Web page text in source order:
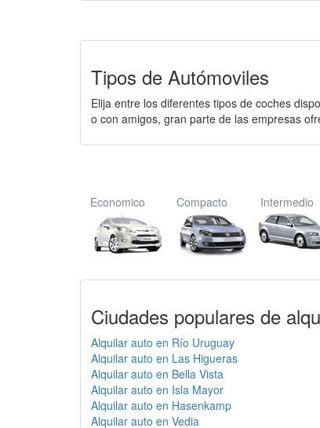
Tipos de Autómoviles
Elija entre los diferentes tipos de coches
o con amigos, gran parte de las empresas
Economico Compacto Intermedio
Ciudades populares de
Alquilar auto en Río Uruguay
Alquilar auto en Las Higueras
Alquilar auto en Bella Vista
Alquilar auto en Isla Mayor
Alquilar auto en Hasenkamp
Alquilar auto en Vedia